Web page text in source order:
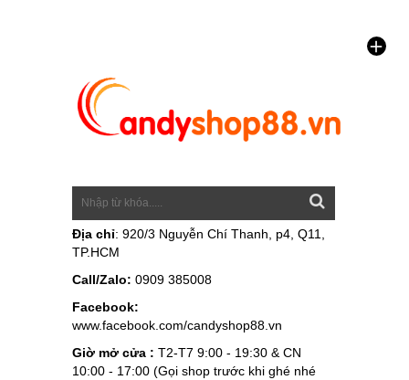
Địa chỉ: 920/3 Nguyễn Chí Thanh, p4, Q11,
TP.HCM
Call/Zalo: 0909 385008
Facebook:
www.facebook.com/candyshop88.vn
Giờ mở cửa : T2-T7 9:00 - 19:30 & CN
10:00 - 17:00 (Gọi shop trước khi ghé nhé